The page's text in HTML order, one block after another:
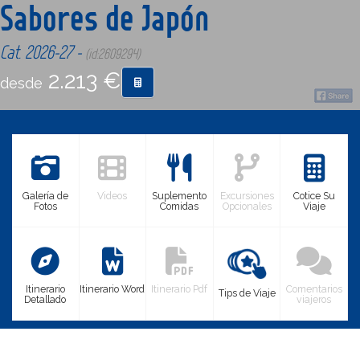
Sabores de Japón
Cat. 2026-27 - (id:2609294)
desde 2.213 €
Galería de
Fotos
Videos
Suplemento
Comidas
Excursiones
Opcionales
Cotice Su
Viaje
Itinerario
Detallado
Itinerario Word Itinerario Pdf Tips de Viaje
Comentarios
viajeros